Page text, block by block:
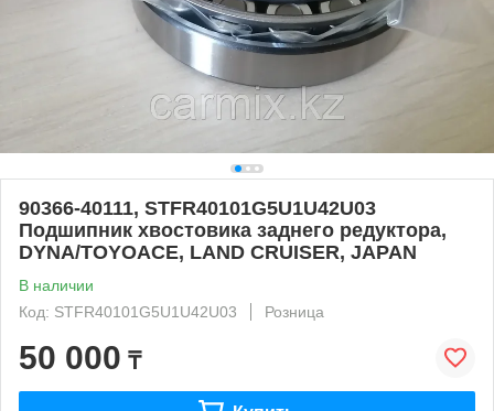
90366-40111, STFR40101G5U1U42U03
Подшипник хвостовика заднего редуктора,
DYNA/TOYOACE, LAND CRUISER, JAPAN
В наличии
Код: STFR40101G5U1U42U03
Розница
50 000 ₸